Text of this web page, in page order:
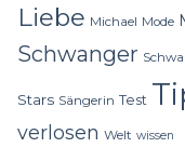
Liebe Michael Mode
Schwanger
Stars Sängerin Test
verlosen Welt wissen